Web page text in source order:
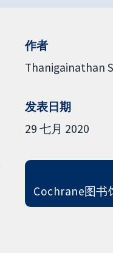
作者
Thanigainathan S
发表日期
29 七月 2020
Cochrane图书